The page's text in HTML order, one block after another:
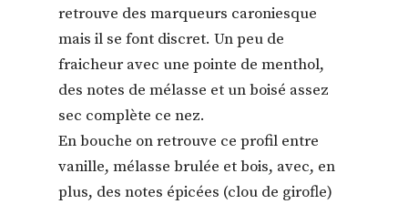
retrouve des marqueurs caroniesque
mais il se font discret. Un peu de
fraicheur avec une pointe de menthol,
des notes de mélasse et un boisé assez
sec complète ce nez.
En bouche on retrouve ce profil entre
vanille, mélasse brulée et bois, avec, en
plus, des notes épicées (clou de girofle)